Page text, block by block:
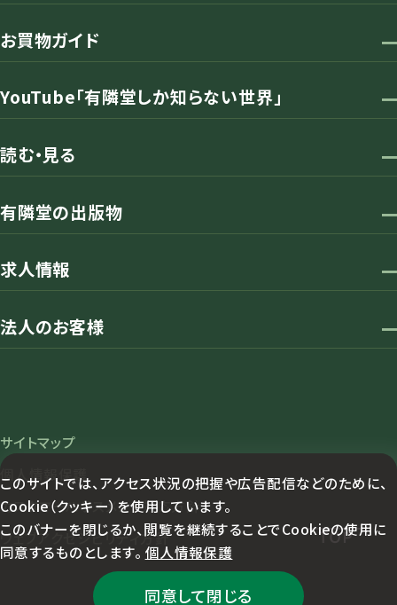
このサイトでは、アクセス状況の把握や広告配信などのために、
Cookie（クッキー）を使用しています。
このバナーを閉じるか、閲覧を継続することでCookieの使用に
同意するものとします。 個人情報保護
同意して閉じる
お買物ガイド
YouTube「有隣堂しか知らない世界」
読む・見る
有隣堂の出版物
求人情報
法人のお客様
サイトマップ
個人情報保護
カスタマーハラスメント対応方針
ウェブアクセシビリティ方針
TOP